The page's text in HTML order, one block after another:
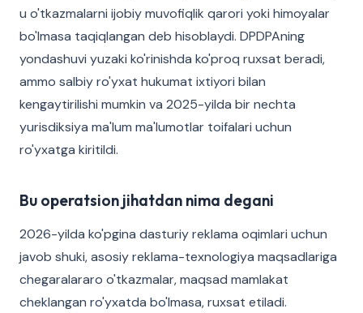
u o'tkazmalarni ijobiy muvofiqlik qarori yoki himoyalar
bo'lmasa taqiqlangan deb hisoblaydi. DPDPAning
yondashuvi yuzaki ko'rinishda ko'proq ruxsat beradi,
ammo salbiy ro'yxat hukumat ixtiyori bilan
kengaytirilishi mumkin va 2025-yilda bir nechta
yurisdiksiya ma'lum ma'lumotlar toifalari uchun
ro'yxatga kiritildi.
Bu operatsion jihatdan nima degani
2026-yilda ko'pgina dasturiy reklama oqimlari uchun
javob shuki, asosiy reklama-texnologiya maqsadlariga
chegaralararo o'tkazmalar, maqsad mamlakat
cheklangan ro'yxatda bo'lmasa, ruxsat etiladi.